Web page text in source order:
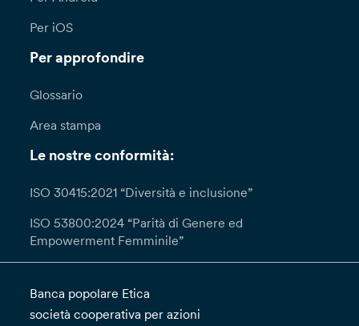
Per iOS
Per approfondire
Glossario
Area stampa
Le nostre conformità:
ISO 30415:2021 “Diversità e inclusione”
ISO 53800:2024 “Parità di Genere ed
Empowerment Femminile”
Banca popolare Etica
società cooperativa per azioni